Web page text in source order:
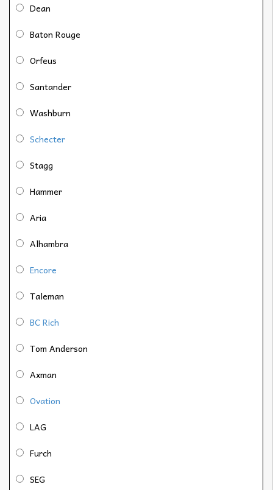
Dean
Baton Rouge
Orfeus
Santander
Washburn
Schecter
Stagg
Hammer
Aria
Alhambra
Encore
Taleman
BC Rich
Tom Anderson
Axman
Ovation
LAG
Furch
SEG